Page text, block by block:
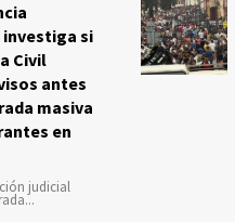
si
Civil
antes
masiva
en
judicial